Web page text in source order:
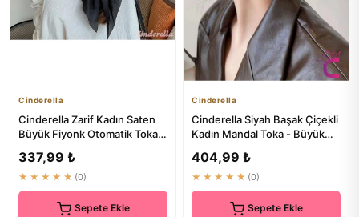
Cinderella
Cinderella Zarif Kadın Saten
Büyük Fiyonk Otomatik Toka
337,99 ₺
★★★★★ (0)
Sepete Ekle
Cinderella
Cinderella Siyah Başak Çiçekli
Kadın Mandal Toka - Büyük
404,99 ₺
★★★★★ (0)
Sepete Ekle